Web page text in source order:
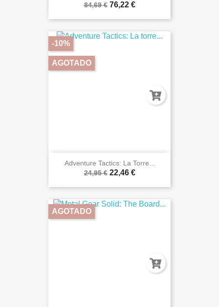
84,69 € 76,22 €
Adventure Tactics: La Torre...
24,95 € 22,46 €
-10%
AGOTADO
AGOTADO